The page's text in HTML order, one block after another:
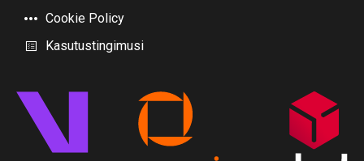
Cookie Policy
Kasutustingimusi